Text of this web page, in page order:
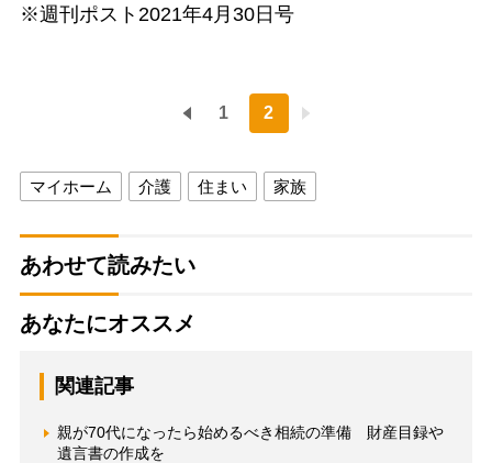
※週刊ポスト2021年4月30日号
1 2
マイホーム 介護 住まい 家族
あわせて読みたい
あなたにオススメ
関連記事
親が70代になったら始めるべき相続の準備 財産目録や
遺言書の作成を